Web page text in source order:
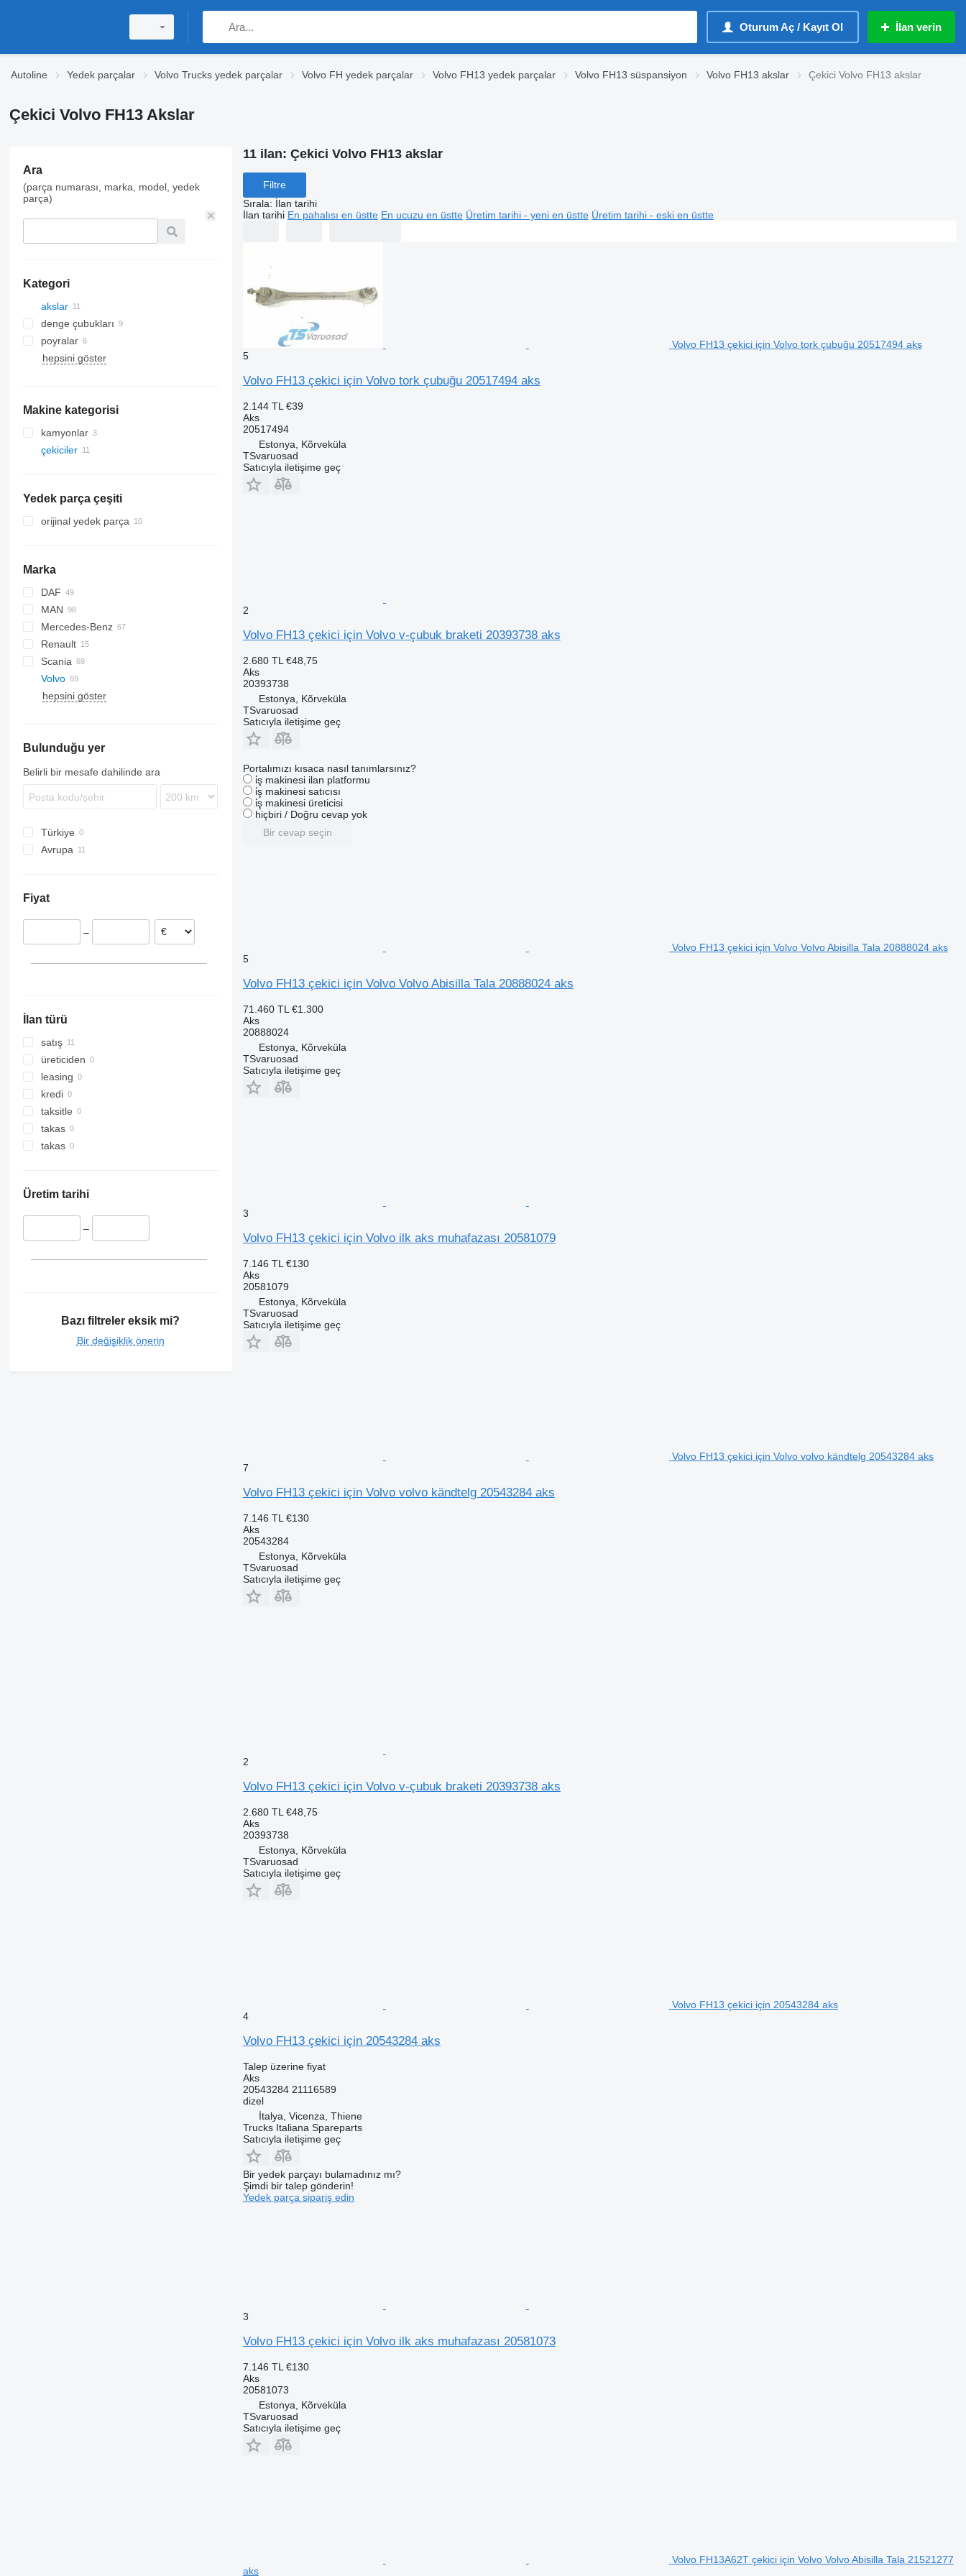
Oturum Aç / Kayıt Ol İlan verin
Autoline Yedek parçalar Volvo Trucks yedek parçalar Volvo FH yedek parçalar Volvo FH13 yedek parçalar Volvo FH13 süspansiyon Volvo FH13 akslar Çekici Volvo FH13 akslar
Çekici Volvo FH13 Akslar
Ara
(parça numarası, marka, model, yedek
parça)
Kategori
akslar
denge çubukları
poyralar
hepsini göster
Makine kategorisi
kamyonlar
çekiciler
Yedek parça çeşiti
orijinal yedek parça
Marka
DAF
CF
LF
XF
Transit
Stralis
Trakker
MAN
F90
L2000
LE
TGA
TGL
TGX
Mercedes-Benz
A-Class
Actros
Antos
Arocs
Econic
Atleon
Renault
Magnum
Premium
T-series
Scania
G-series
P-series
Volvo
FH
FH16
FH16 750
FM7
FM12
FM 300
FMX
hepsini göster
Bulunduğu yer
Belirli bir mesafe dahilinde ara
Türkiye
Avrupa
Fiyat
–
İlan türü
satış
üreticiden
leasing
kredi
taksitle
takas
takas
Üretim tarihi
–
Bazı filtreler eksik mi?
Bir değişiklik önerin
11 ilan: Çekici Volvo FH13 akslar
Filtre
Sırala: İlan tarihi
İlan tarihi En pahalısı en üstte En ucuzu en üstte Üretim tarihi - yeni en üstte Üretim tarihi - eski en üstte
Volvo FH13 çekici için Volvo tork çubuğu 20517494 aks
5
Volvo FH13 çekici için Volvo tork çubuğu 20517494 aks
2.144 TL €39
Aks
20517494
Estonya, Kõrveküla
TSvaruosad
Satıcıyla iletişime geç
2
Volvo FH13 çekici için Volvo v-çubuk braketi 20393738 aks
2.680 TL €48,75
Aks
20393738
Estonya, Kõrveküla
TSvaruosad
Satıcıyla iletişime geç
Portalımızı kısaca nasıl tanımlarsınız?
i̇ş makinesi ilan platformu
i̇ş makinesi satıcısı
i̇ş makinesi üreticisi
hiçbiri / Doğru cevap yok
Bir cevap seçin
Volvo FH13 çekici için Volvo Volvo Abisilla Tala 20888024 aks
5
Volvo FH13 çekici için Volvo Volvo Abisilla Tala 20888024 aks
71.460 TL €1.300
Aks
20888024
Estonya, Kõrveküla
TSvaruosad
Satıcıyla iletişime geç
3
Volvo FH13 çekici için Volvo ilk aks muhafazası 20581079
7.146 TL €130
Aks
20581079
Estonya, Kõrveküla
TSvaruosad
Satıcıyla iletişime geç
Volvo FH13 çekici için Volvo volvo kändtelg 20543284 aks
7
Volvo FH13 çekici için Volvo volvo kändtelg 20543284 aks
7.146 TL €130
Aks
20543284
Estonya, Kõrveküla
TSvaruosad
Satıcıyla iletişime geç
2
Volvo FH13 çekici için Volvo v-çubuk braketi 20393738 aks
2.680 TL €48,75
Aks
20393738
Estonya, Kõrveküla
TSvaruosad
Satıcıyla iletişime geç
Volvo FH13 çekici için 20543284 aks
4
Volvo FH13 çekici için 20543284 aks
Talep üzerine fiyat
Aks
20543284 21116589
dizel
İtalya, Vicenza, Thiene
Trucks Italiana Spareparts
Satıcıyla iletişime geç
Bir yedek parçayı bulamadınız mı?
Şimdi bir talep gönderin!
Yedek parça sipariş edin
3
Volvo FH13 çekici için Volvo ilk aks muhafazası 20581073
7.146 TL €130
Aks
20581073
Estonya, Kõrveküla
TSvaruosad
Satıcıyla iletişime geç
Volvo FH13A62T çekici için Volvo Volvo Abisilla Tala 21521277
aks